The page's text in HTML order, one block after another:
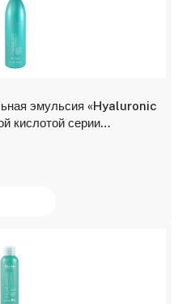
эмульсия «Hyaluronic
кислотой серии